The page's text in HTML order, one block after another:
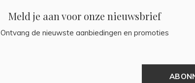
Meld je aan voor onze nieuwsbrief
Ontvang de nieuwste aanbiedingen en promoties